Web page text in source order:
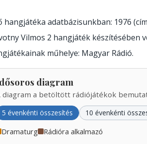
hangjátéka adatbázisunkban: 1976
Vilmos 2 hangjáték készítésében
műhelye: Magyar Rádió.
diagram
diagram a betöltött rádiójátékok
5 évenkénti összesítés 10 évenkénti
Dramaturg Rádióra alkalmazó